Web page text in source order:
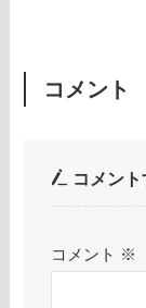
コメント
コメント
コメント ※